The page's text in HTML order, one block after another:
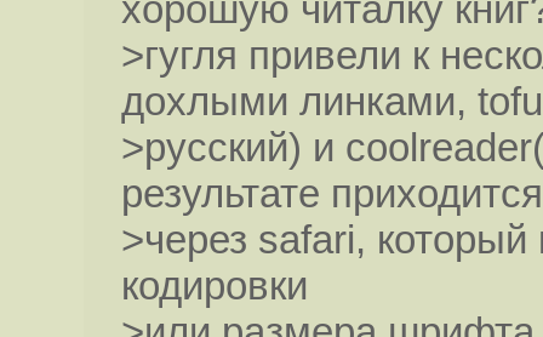
хорошую читалку
>гугля привели к
дохлыми линками,
>русский) и
результате
>через safari,
кодировки